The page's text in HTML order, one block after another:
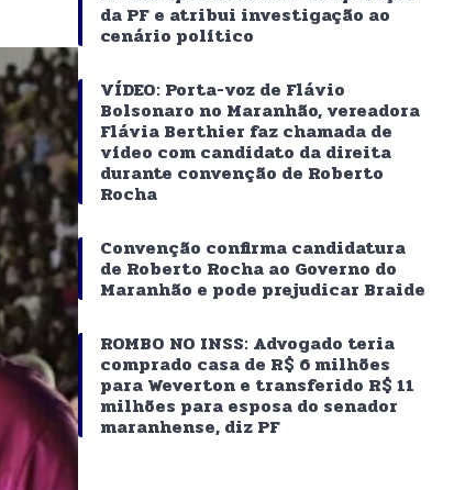
da PF e atribui investigação ao
cenário político
VÍDEO: Porta-voz de Flávio
Bolsonaro no Maranhão, vereadora
Flávia Berthier faz chamada de
vídeo com candidato da direita
durante convenção de Roberto
Rocha
Convenção confirma candidatura
de Roberto Rocha ao Governo do
Maranhão e pode prejudicar Braide
ROMBO NO INSS: Advogado teria
comprado casa de R$ 6 milhões
para Weverton e transferido R$ 11
milhões para esposa do senador
maranhense, diz PF